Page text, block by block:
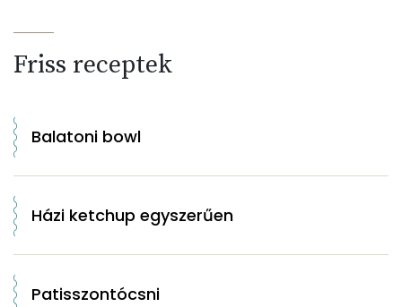
Friss receptek
Balatoni bowl
Házi ketchup egyszerűen
Patisszontócsni